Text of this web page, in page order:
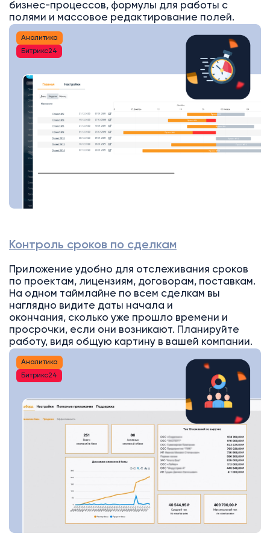
бизнес-процессов, формулы для работы с
полями и массовое редактирование полей.
Аналитика
Битрикс24
Контроль сроков по сделкам
Приложение удобно для отслеживания сроков
по проектам, лицензиям, договорам, поставкам.
На одном таймлайне по всем сделкам вы
наглядно видите даты начала и
окончания, сколько уже прошло времени и
просрочки, если они возникают. Планируйте
работу, видя общую картину в вашей компании.
Аналитика
Битрикс24